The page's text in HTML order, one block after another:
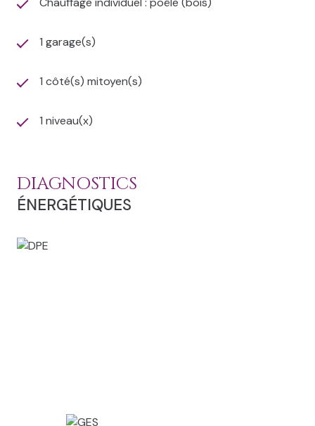
1 garage(s)
1 côté(s) mitoyen(s)
1 niveau(x)
DIAGNOSTICS
ÉNERGÉTIQUES